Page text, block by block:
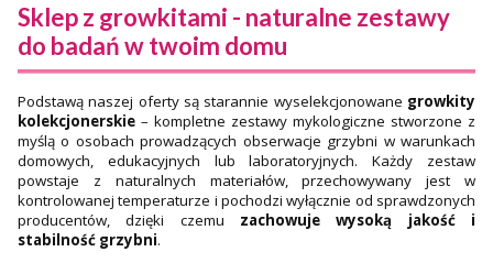
Sklep z growkitami - naturalne zestawy
do badań w twoim domu
Podstawą naszej oferty są starannie wyselekcjonowane growkity
kolekcjonerskie – kompletne zestawy mykologiczne stworzone z
myślą o osobach prowadzących obserwacje grzybni w warunkach
domowych, edukacyjnych lub laboratoryjnych. Każdy zestaw
powstaje z naturalnych materiałów, przechowywany jest w
kontrolowanej temperaturze i pochodzi wyłącznie od sprawdzonych
producentów, dzięki czemu zachowuje wysoką jakość i
stabilność grzybni.